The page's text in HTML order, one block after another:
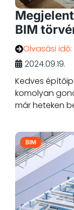
BIM
Olvasási idő:
2024.09.19.
Kedves
komolyan
már heteken
BIM